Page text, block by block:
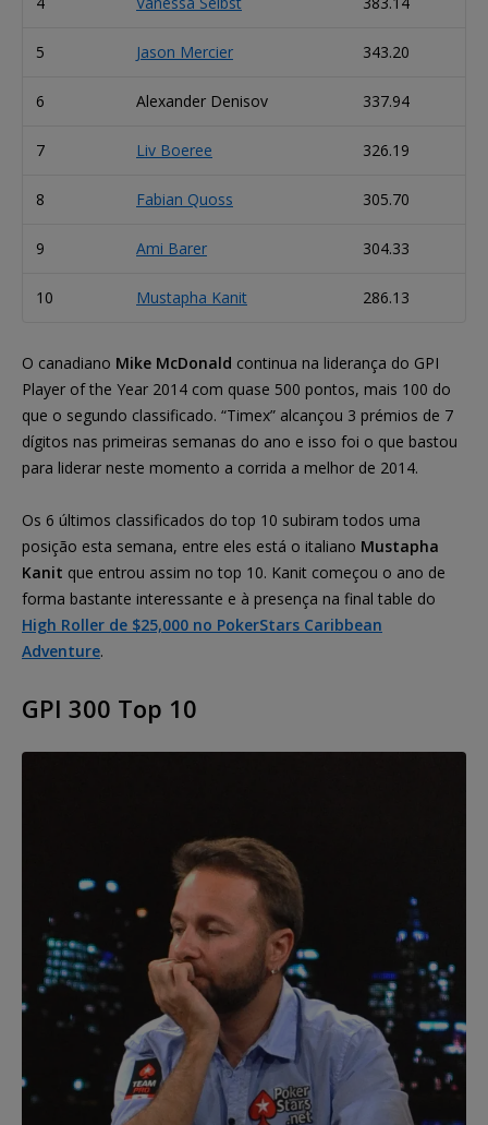
5 Jason Mercier 343.20
6 Alexander Denisov 337.94
7 Liv Boeree 326.19
8 Fabian Quoss 305.70
9 Ami Barer 304.33
10 Mustapha Kanit 286.13
O canadiano Mike McDonald continua na liderança do GPI
Player of the Year 2014 com quase 500 pontos, mais 100 do
que o segundo classificado. “Timex” alcançou 3 prémios de 7
dígitos nas primeiras semanas do ano e isso foi o que bastou
para liderar neste momento a corrida a melhor de 2014.
Os 6 últimos classificados do top 10 subiram todos uma
posição esta semana, entre eles está o italiano Mustapha
Kanit que entrou assim no top 10. Kanit começou o ano de
forma bastante interessante e à presença na final table do
High Roller de $25,000 no PokerStars Caribbean
Adventure.
GPI 300 Top 10